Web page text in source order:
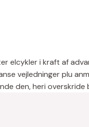
elcykler i kraft af
vejledninger plu
den, heri